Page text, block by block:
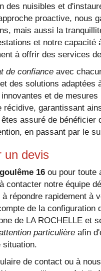
des nuisibles et
proactive, nous
mais aussi la
et notre capacité
à offrir des services
de confianceavec
des solutions adaptées
et de
garantissant
assuré de bénéficier
en passant par le
un devis
16ou pour toute
notre équipe
répondre rapidement à
de la configuration
de LA ROCHELLE et
particulièreafin
situation.
de contact ou à